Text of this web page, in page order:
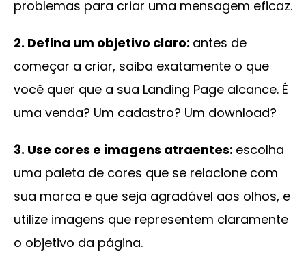
problemas para criar uma mensagem eficaz.
2. Defina um objetivo claro: antes de
começar a criar, saiba exatamente o que
você quer que a sua Landing Page alcance. É
uma venda? Um cadastro? Um download?
3. Use cores e imagens atraentes: escolha
uma paleta de cores que se relacione com
sua marca e que seja agradável aos olhos, e
utilize imagens que representem claramente
o objetivo da página.